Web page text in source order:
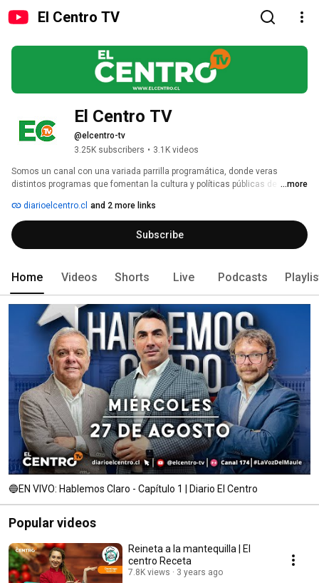
El Centro TV
El Centro TV
@elcentro-tv
3.25K subscribers • 3.1K videos
Somos un canal con una variada parrilla programática, donde veras
distintos programas que fomentan la cultura y políticas públicas de
...more
diarioelcentro.cl and 2 more links
Subscribe
Home Videos Shorts Live Podcasts
🔵EN VIVO: Hablemos Claro - Capítulo 1 | Diario El Centro
Popular videos
Reineta a la mantequilla | El
centro Receta
7.8K views 3 years ago